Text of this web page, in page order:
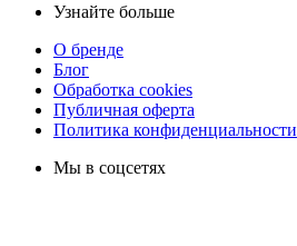
Узнайте больше
О бренде
Блог
Обработка cookies
Публичная оферта
Политика конфиденциальности
Мы в соцсетях